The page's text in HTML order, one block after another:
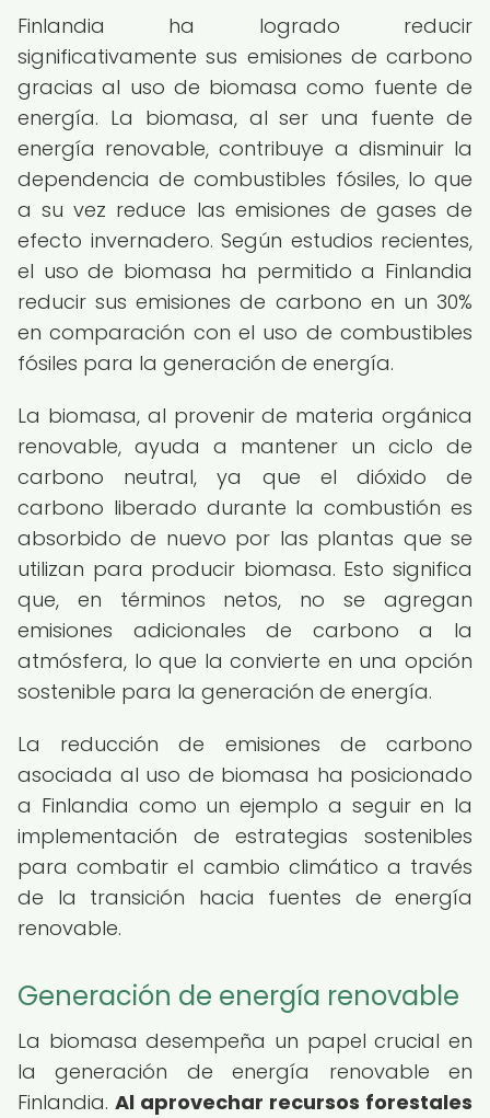
Finlandia ha logrado reducir
significativamente sus emisiones de carbono
gracias al uso de biomasa como fuente de
energía. La biomasa, al ser una fuente de
energía renovable, contribuye a disminuir la
dependencia de combustibles fósiles, lo que
a su vez reduce las emisiones de gases de
efecto invernadero. Según estudios recientes,
el uso de biomasa ha permitido a Finlandia
reducir sus emisiones de carbono en un 30%
en comparación con el uso de combustibles
fósiles para la generación de energía.
La biomasa, al provenir de materia orgánica
renovable, ayuda a mantener un ciclo de
carbono neutral, ya que el dióxido de
carbono liberado durante la combustión es
absorbido de nuevo por las plantas que se
utilizan para producir biomasa. Esto significa
que, en términos netos, no se agregan
emisiones adicionales de carbono a la
atmósfera, lo que la convierte en una opción
sostenible para la generación de energía.
La reducción de emisiones de carbono
asociada al uso de biomasa ha posicionado
a Finlandia como un ejemplo a seguir en la
implementación de estrategias sostenibles
para combatir el cambio climático a través
de la transición hacia fuentes de energía
renovable.
Generación de energía renovable
La biomasa desempeña un papel crucial en
la generación de energía renovable en
Finlandia. Al aprovechar recursos forestales